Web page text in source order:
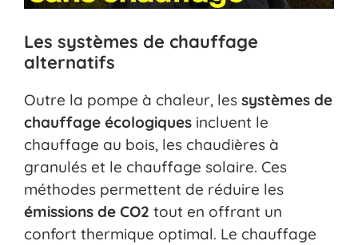
Les systèmes de chauffage
alternatifs
Outre la pompe à chaleur, les systèmes de
chauffage écologiques incluent le
chauffage au bois, les chaudières à
granulés et le chauffage solaire. Ces
méthodes permettent de réduire les
émissions de CO2 tout en offrant un
confort thermique optimal. Le chauffage